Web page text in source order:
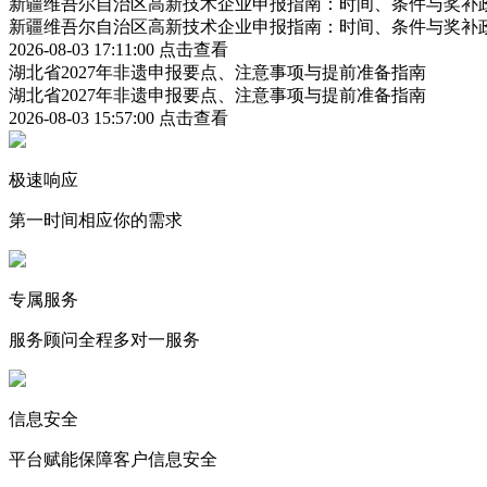
新疆维吾尔自治区高新技术企业申报指南：时间、条件与奖补
2026-08-03 17:11:00 点击查看
湖北省2027年非遗申报要点、注意事项与提前准备指南
湖北省2027年非遗申报要点、注意事项与提前准备指南
2026-08-03 15:57:00 点击查看
极速响应
第一时间相应你的需求
专属服务
服务顾问全程多对一服务
信息安全
平台赋能保障客户信息安全